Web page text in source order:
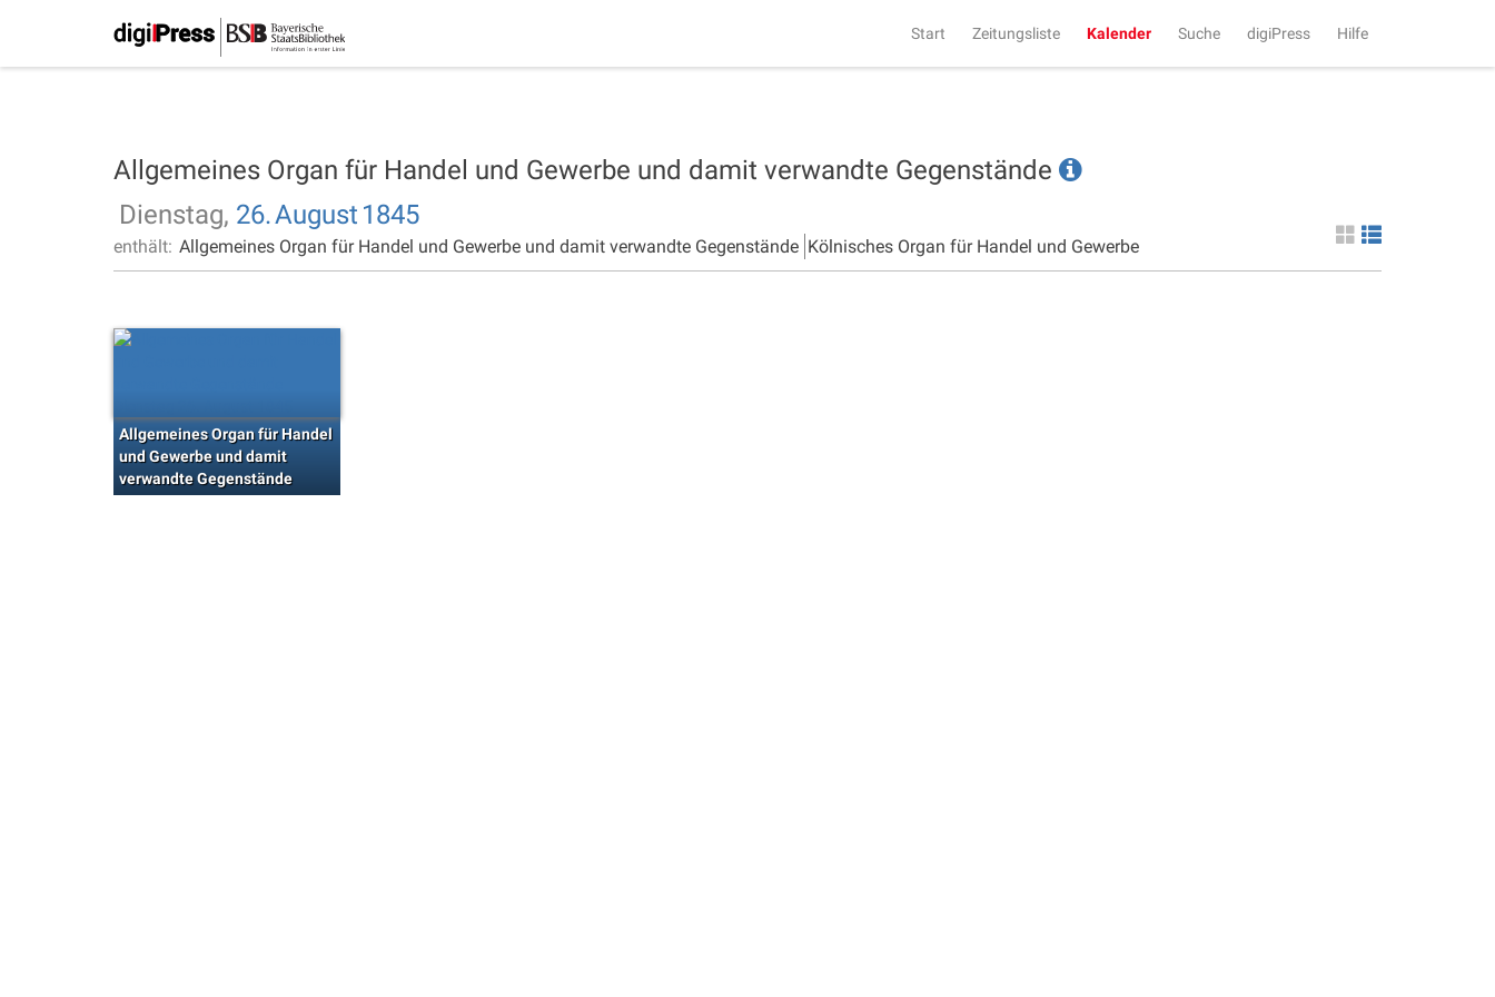
Start Zeitungsliste Kalender Suche digiPress Hilfe
Allgemeines Organ für Handel und Gewerbe und damit verwandte Gegenstände
Dienstag, 26.August 1845
enthält: Allgemeines Organ für Handel und Gewerbe und damit verwandte Gegenstände Kölnisches Organ für Handel und Gewerbe
Allgemeines Organ für Handel
und Gewerbe und damit
verwandte Gegenstände